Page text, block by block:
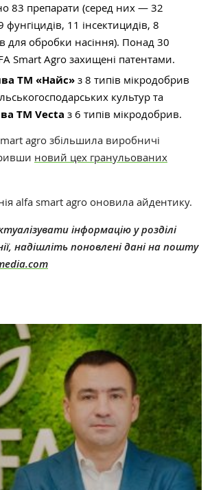
83 препарати (серед них — 32
фунгіцидів, 11 інсектицидів, 8
для обробки насіння). Понад 30
Smart Agro захищені патентами.
ТМ «Найс» з 8 типів мікродобрив
культур та
ТМ Vесta з 6 типів мікродобрив.
agro збільшила виробничі
новий цех гранульованих
alfa smart agro оновила айдентику.
інформацію у розділі
надішліть поновлені дані на пошту